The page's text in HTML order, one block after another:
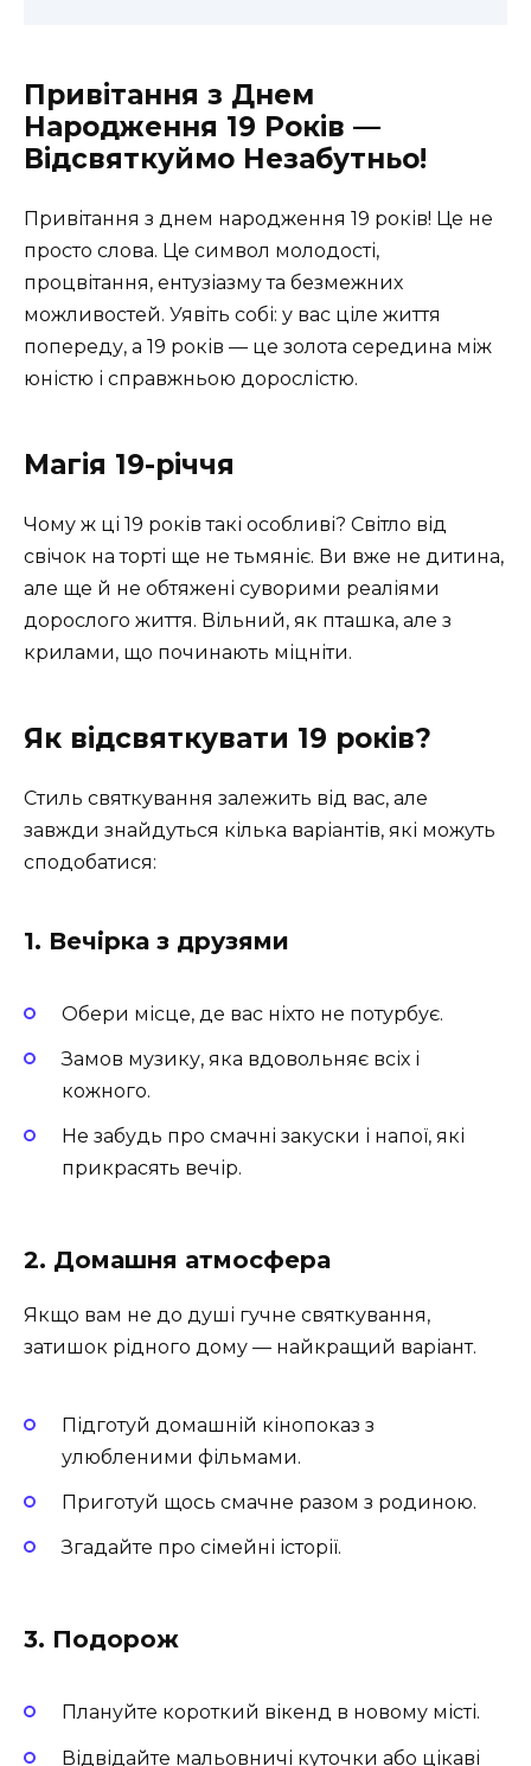
Привітання з Днем
Народження 19 Років —
Відсвяткуймо Незабутньо!
Привітання з днем народження 19 років! Це не
просто слова. Це символ молодості,
процвітання, ентузіазму та безмежних
можливостей. Уявіть собі: у вас ціле життя
попереду, а 19 років — це золота середина між
юністю і справжньою дорослістю.
Магія 19-річчя
Чому ж ці 19 років такі особливі? Світло від
свічок на торті ще не тьмяніє. Ви вже не дитина,
але ще й не обтяжені суворими реаліями
дорослого життя. Вільний, як пташка, але з
крилами, що починають міцніти.
Як відсвяткувати 19 років?
Стиль святкування залежить від вас, але
завжди знайдуться кілька варіантів, які можуть
сподобатися:
1. Вечірка з друзями
Обери місце, де вас ніхто не потурбує.
Замов музику, яка вдовольняє всіх і
кожного.
Не забудь про смачні закуски і напої, які
прикрасять вечір.
2. Домашня атмосфера
Якщо вам не до душі гучне святкування,
затишок рідного дому — найкращий варіант.
Підготуй домашній кінопоказ з
улюбленими фільмами.
Приготуй щось смачне разом з родиною.
Згадайте про сімейні історії.
3. Подорож
Плануйте короткий вікенд в новому місті.
Відвідайте мальовничі куточки або цікаві